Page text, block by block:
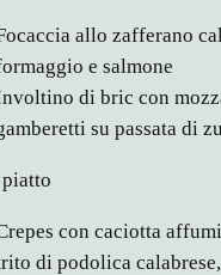
allo zafferano
e salmone
di bric con
su passata di
con caciotta
di podolica calabrese,